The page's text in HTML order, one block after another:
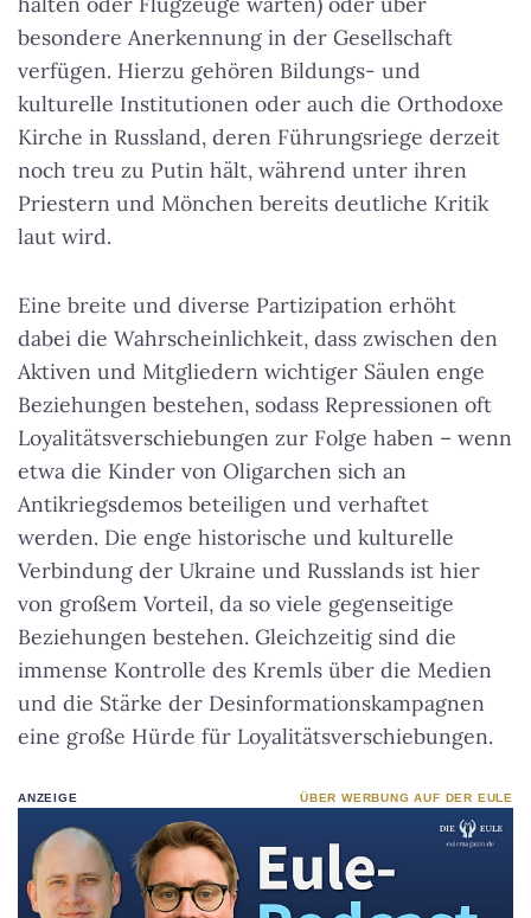
besondere Anerkennung in der Gesellschaft
verfügen. Hierzu gehören Bildungs- und
kulturelle Institutionen oder auch die Orthodoxe
Kirche in Russland, deren Führungsriege derzeit
noch treu zu Putin hält, während unter ihren
Priestern und Mönchen bereits deutliche Kritik
laut wird.
Eine breite und diverse Partizipation erhöht
dabei die Wahrscheinlichkeit, dass zwischen den
Aktiven und Mitgliedern wichtiger Säulen enge
Beziehungen bestehen, sodass Repressionen oft
Loyalitätsverschiebungen zur Folge haben – wenn
etwa die Kinder von Oligarchen sich an
Antikriegsdemos beteiligen und verhaftet
werden. Die enge historische und kulturelle
Verbindung der Ukraine und Russlands ist hier
von großem Vorteil, da so viele gegenseitige
Beziehungen bestehen. Gleichzeitig sind die
immense Kontrolle des Kremls über die Medien
und die Stärke der Desinformationskampagnen
eine große Hürde für Loyalitätsverschiebungen.
ANZEIGE ÜBER WERBUNG AUF DER EULE